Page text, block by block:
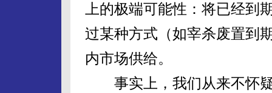
上的极端可能性：将已经到
过某种方式（如宰杀废置到
内市场供给。
事实上，我们从来不怀疑